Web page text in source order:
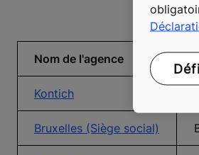
Nom de l'agence
Kontich
Bruxelles (Siège social)